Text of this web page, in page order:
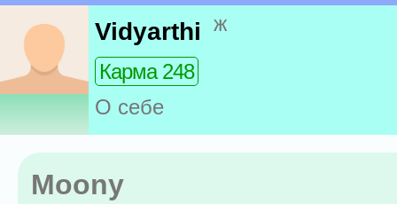
Vidyarthi ж
Карма 248
О себе
Moony